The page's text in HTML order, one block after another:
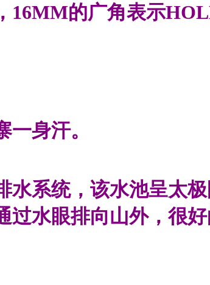
的广角表示
身汗。
水系统，该水池呈太
过水眼排向山外，很